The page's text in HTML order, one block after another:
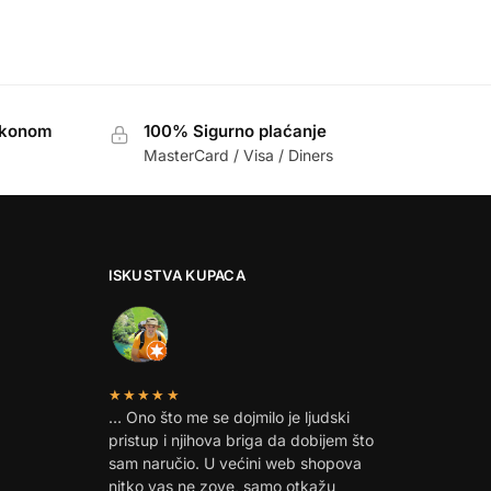
100% Sigurno plaćanje
MasterCard / Visa / Diners
ISKUSTVA KUPACA
★★★★★
… Ono što me se dojmilo je ljudski
pristup i njihova briga da dobijem što
sam naručio. U većini web shopova
nitko vas ne zove, samo otkažu